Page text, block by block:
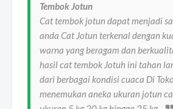
Tembok Jotun
Cat tembok jotun dapat menjadi
anda Cat Jotun terkenal dengan
warna yang beragam dan
hasil cat tembok Jotuh ini tahan
dari berbagai kondisi cuaca Di
menemukan aneka ukuran jotun